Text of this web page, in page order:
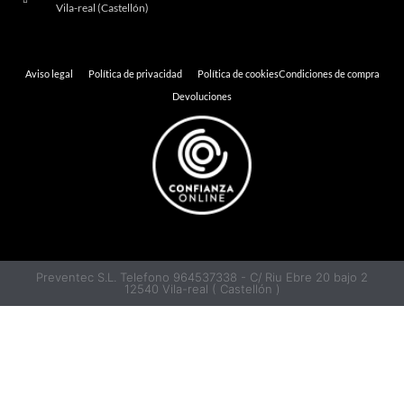
Vila-real (Castellón)
Aviso legal Política de privacidad Política de cookiesCondiciones de compra
Devoluciones
Preventec S.L. Telefono 964537338 - C/ Riu Ebre 20 bajo 2
12540 Vila-real ( Castellón )